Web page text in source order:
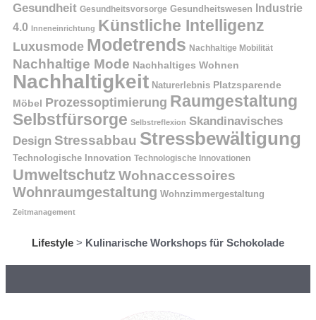
Gesundheit Gesundheitsvorsorge Gesundheitswesen Industrie
4.0 Inneneinrichtung Künstliche Intelligenz
Luxusmode Modetrends Nachhaltige Mobilität
Nachhaltige Mode Nachhaltiges Wohnen
Nachhaltigkeit Naturerlebnis Platzsparende
Möbel Prozessoptimierung Raumgestaltung
Selbstfürsorge Selbstreflexion Skandinavisches
Design Stressabbau Stressbewältigung
Technologische Innovation Technologische Innovationen
Umweltschutz Wohnaccessoires
Wohnraumgestaltung Wohnzimmergestaltung
Zeitmanagement
Lifestyle > Kulinarische Workshops für Schokolade